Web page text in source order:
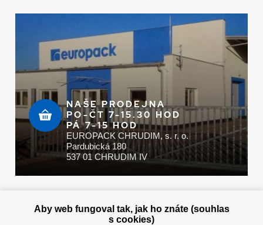
NAŠE PRODEJNA
PO-ČT 7-15.30 HOD
PÁ 7-15 HOD
EUROPACK CHRUDIM, s. r. o.
Pardubická 180
537 01 CHRUDIM IV
Aby web fungoval tak, jak ho znáte (souhlas
s cookies)